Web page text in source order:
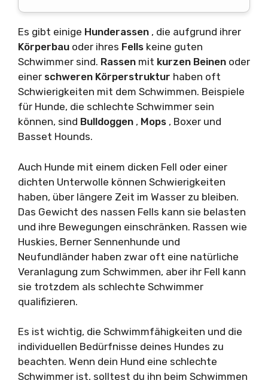
Es gibt einige Hunderassen , die aufgrund ihrer
Körperbau oder ihres Fells keine guten
Schwimmer sind. Rassen mit kurzen Beinen oder
einer schweren Körperstruktur haben oft
Schwierigkeiten mit dem Schwimmen. Beispiele
für Hunde, die schlechte Schwimmer sein
können, sind Bulldoggen , Mops , Boxer und
Basset Hounds.
Auch Hunde mit einem dicken Fell oder einer
dichten Unterwolle können Schwierigkeiten
haben, über längere Zeit im Wasser zu bleiben.
Das Gewicht des nassen Fells kann sie belasten
und ihre Bewegungen einschränken. Rassen wie
Huskies, Berner Sennenhunde und
Neufundländer haben zwar oft eine natürliche
Veranlagung zum Schwimmen, aber ihr Fell kann
sie trotzdem als schlechte Schwimmer
qualifizieren.
Es ist wichtig, die Schwimmfähigkeiten und die
individuellen Bedürfnisse deines Hundes zu
beachten. Wenn dein Hund eine schlechte
Schwimmer ist, solltest du ihn beim Schwimmen